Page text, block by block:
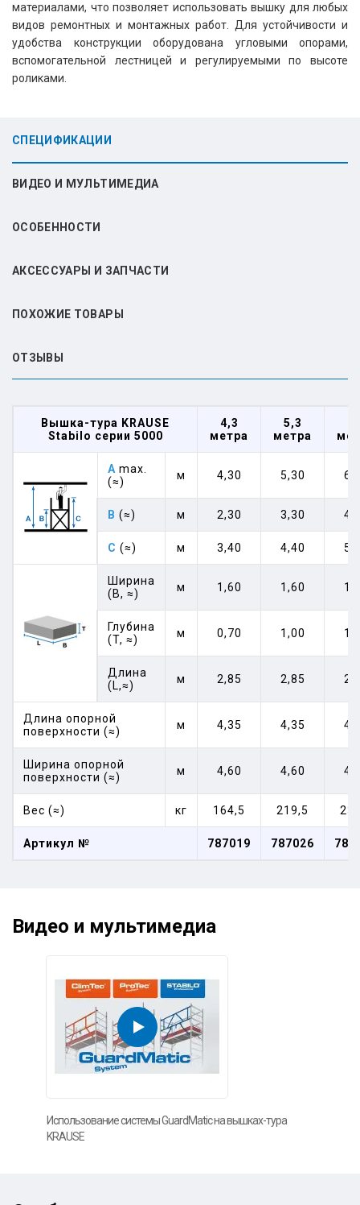
материалами, что позволяет использовать вышку для любых
видов ремонтных и монтажных работ. Для устойчивости и
удобства конструкции оборудована угловыми опорами,
вспомогательной лестницей и регулируемыми по высоте
роликами.
СПЕЦИФИКАЦИИ
ВИДЕО И МУЛЬТИМЕДИА
ОСОБЕННОСТИ
АКСЕССУАРЫ И ЗАПЧАСТИ
ПОХОЖИЕ ТОВАРЫ
ОТЗЫВЫ
Артикул № 787019 787026
Вышка-тура KRAUSE
Stabilo серии 5000
4,3
метра
5,3
метра
A max.
(≈)
м 4,30 5,30
B (≈) м 2,30 3,30
C (≈) м 3,40 4,40
Ширина
(B, ≈)
м 1,60 1,60
Глубина
(T, ≈)
м 0,70 1,00
Длина
(L,≈)
м 2,85 2,85
Длина опорной
поверхности (≈)
м 4,35 4,35
Ширина опорной
поверхности (≈)
м 4,60 4,60
Вес (≈) кг 164,5 219,5
Видео и мультимедиа
Использование системы GuardMatic на вышках-тура
KRAUSE